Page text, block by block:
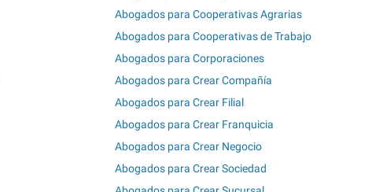
Abogados para Cooperativas Agrarias
Abogados para Cooperativas de Trabajo
Abogados para Corporaciones
Abogados para Crear Compañía
Abogados para Crear Filial
Abogados para Crear Franquicia
Abogados para Crear Negocio
Abogados para Crear Sociedad